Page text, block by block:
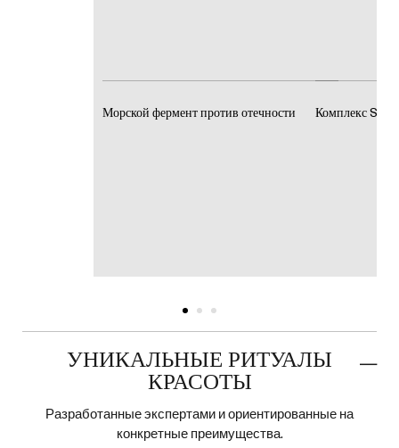
Морской фермент против отечности Комплекс
УНИКАЛЬНЫЕ РИТУАЛЫ
КРАСОТЫ
Разработанные экспертами и ориентированные на
конкретные преимущества.